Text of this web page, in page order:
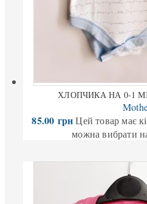
ХЛОПЧИКА НА 0-1
85.00 грн Цей товар має
можна вибрати